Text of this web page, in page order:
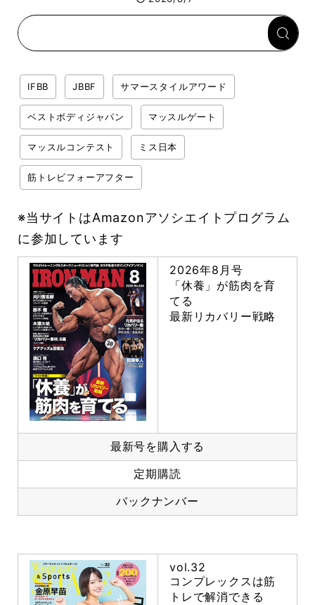
回復メシとは？
IFBB JBBF サマースタイルアワード
ベストボディジャパン マッスルゲート
マッスルコンテスト ミス日本
筋トレビフォーアフター
※当サイトはAmazonアソシエイトプログラム
に参加しています
2026年8月号
「休養」が筋肉を育
てる
最新リカバリー戦略
最新号を購入する
定期購読
バックナンバー
vol.32
コンプレックスは筋
トレで解消できる